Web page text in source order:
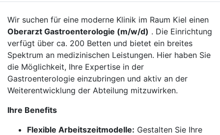
Wir suchen für eine moderne Klinik im Raum Kiel einen
Oberarzt Gastroenterologie (m/w/d) . Die Einrichtung
verfügt über ca. 200 Betten und bietet ein breites
Spektrum an medizinischen Leistungen. Hier haben Sie
die Möglichkeit, Ihre Expertise in der
Gastroenterologie einzubringen und aktiv an der
Weiterentwicklung der Abteilung mitzuwirken.
Ihre Benefits
Flexible Arbeitszeitmodelle: Gestalten Sie Ihre